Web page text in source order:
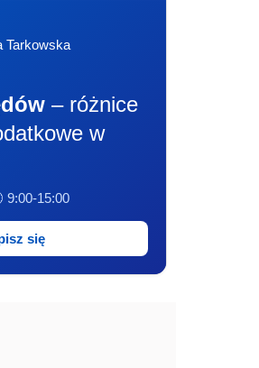
Tarkowska
– różnice
w
9:00-15:00
się